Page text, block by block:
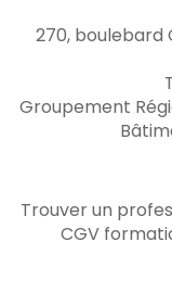
270,
Groupement
Trouver un
CGV